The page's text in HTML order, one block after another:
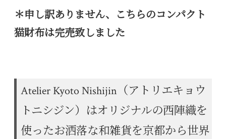
＊申し訳ありません、こちらのコンパクト
猫財布は完売致しました
Atelier Kyoto Nishijin（アトリエキョウ
トニシジン）はオリジナルの西陣織を
使ったお洒落な和雑貨を京都から世界